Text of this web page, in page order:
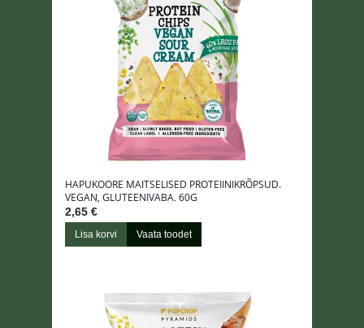
HAPUKOORE MAITSELISED PROTEIINIKRÕPSUD.
VEGAN, GLUTEENIVABA. 60G
2,65 €
Lisa korvi Vaata toodet